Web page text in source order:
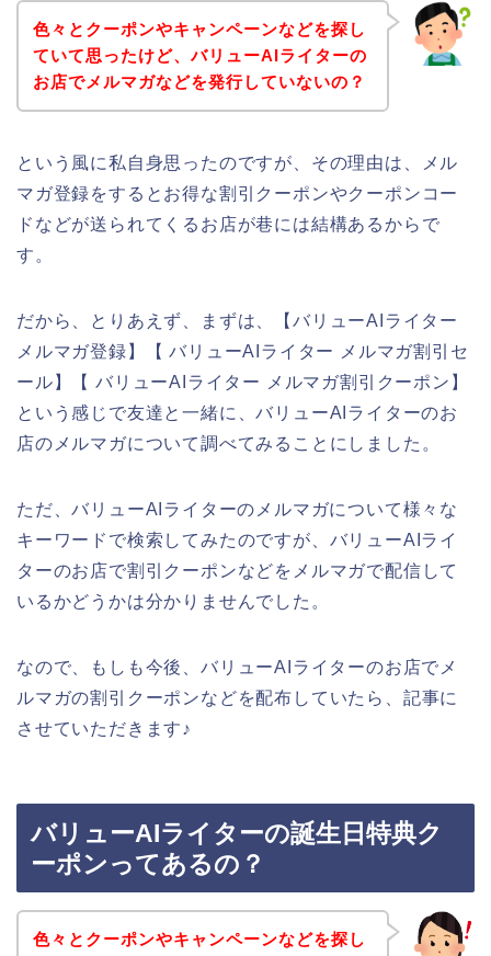
色々とクーポンやキャンペーンなどを探し
ていて思ったけど、バリューAIライターの
お店でメルマガなどを発行していないの？
という風に私自身思ったのですが、その理由は、メル
マガ登録をするとお得な割引クーポンやクーポンコー
ドなどが送られてくるお店が巷には結構あるからで
す。
だから、とりあえず、まずは、【バリューAIライター
メルマガ登録】【 バリューAIライター メルマガ割引セ
ール】【 バリューAIライター メルマガ割引クーポン】
という感じで友達と一緒に、バリューAIライターのお
店のメルマガについて調べてみることにしました。
ただ、バリューAIライターのメルマガについて様々な
キーワードで検索してみたのですが、バリューAIライ
ターのお店で割引クーポンなどをメルマガで配信して
いるかどうかは分かりませんでした。
なので、もしも今後、バリューAIライターのお店でメ
ルマガの割引クーポンなどを配布していたら、記事に
させていただきます♪
バリューAIライターの誕生日特典ク
ーポンってあるの？
色々とクーポンやキャンペーンなどを探し